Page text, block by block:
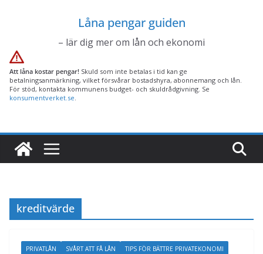
Låna pengar guiden
– lär dig mer om lån och ekonomi
Att låna kostar pengar! Skuld som inte betalas i tid kan ge
betalningsanmärkning, vilket försvårar bostadshyra, abonnemang och lån.
För stöd, kontakta kommunens budget- och skuldrådgivning. Se
konsumentverket.se.
kreditvärde
PRIVATLÅN SVÅRT ATT FÅ LÅN TIPS FÖR BÄTTRE PRIVATEKONOMI